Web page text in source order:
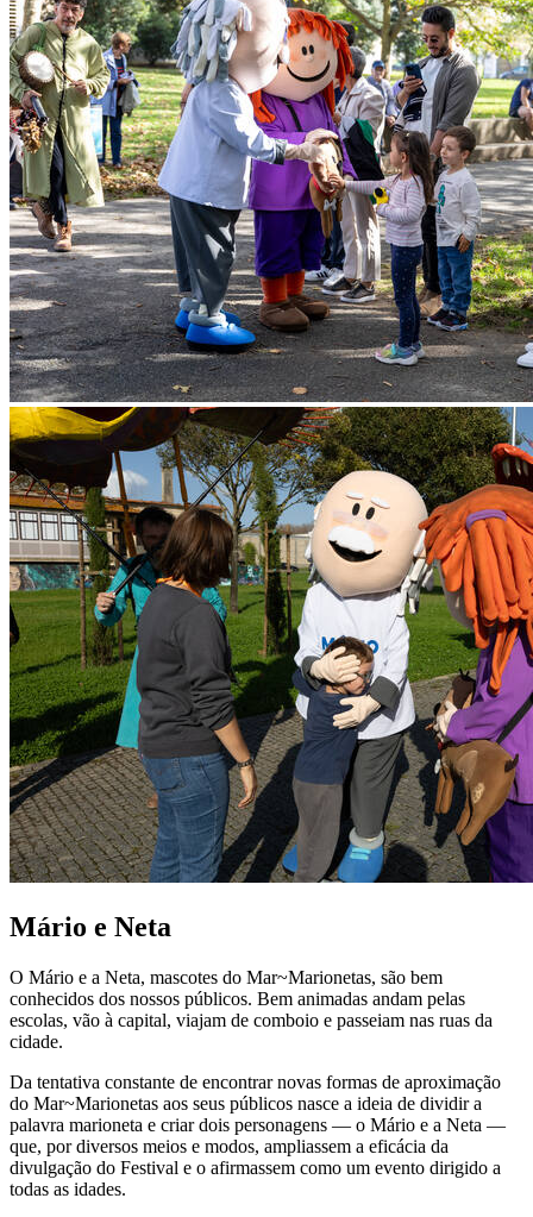
Mário e Neta
O Mário e a Neta, mascotes do Mar~Marionetas, são bem
conhecidos dos nossos públicos. Bem animadas andam pelas
escolas, vão à capital, viajam de comboio e passeiam nas ruas da
cidade.
Da tentativa constante de encontrar novas formas de aproximação
do Mar~Marionetas aos seus públicos nasce a ideia de dividir a
palavra marioneta e criar dois personagens — o Mário e a Neta —
que, por diversos meios e modos, ampliassem a eficácia da
divulgação do Festival e o afirmassem como um evento dirigido a
todas as idades.